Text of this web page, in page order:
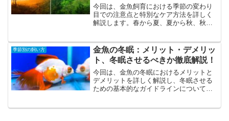
今回は、金魚飼育における季節の変わり
目での注意点と特別なケア方法を詳しく
解説します。春から夏、夏から秋、秋か
ためのポイントをご紹介。水温の調整、
エサやりの量、水質管理、病気の予防な
ど、季節ごとに必要なケアについて深掘
りします。
季節別の飼い方
金魚の冬眠：メリット・デメリッ
ト、冬眠させるべきか徹底解説！
今回は、金魚の冬眠におけるメリットと
デメリットを詳しく解説し、冬眠させる
ための基本的なガイドラインについて解